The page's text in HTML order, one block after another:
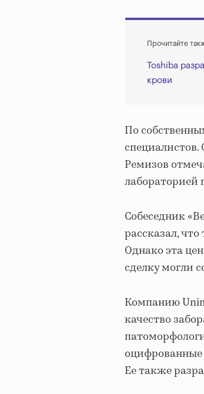
Прочитайте
Toshiba
крови
По
Ремизов
лабораторией
Собеседник
рассказал,
Однако эта
сделку могли
Компанию
качество
оцифрованные
Ее также